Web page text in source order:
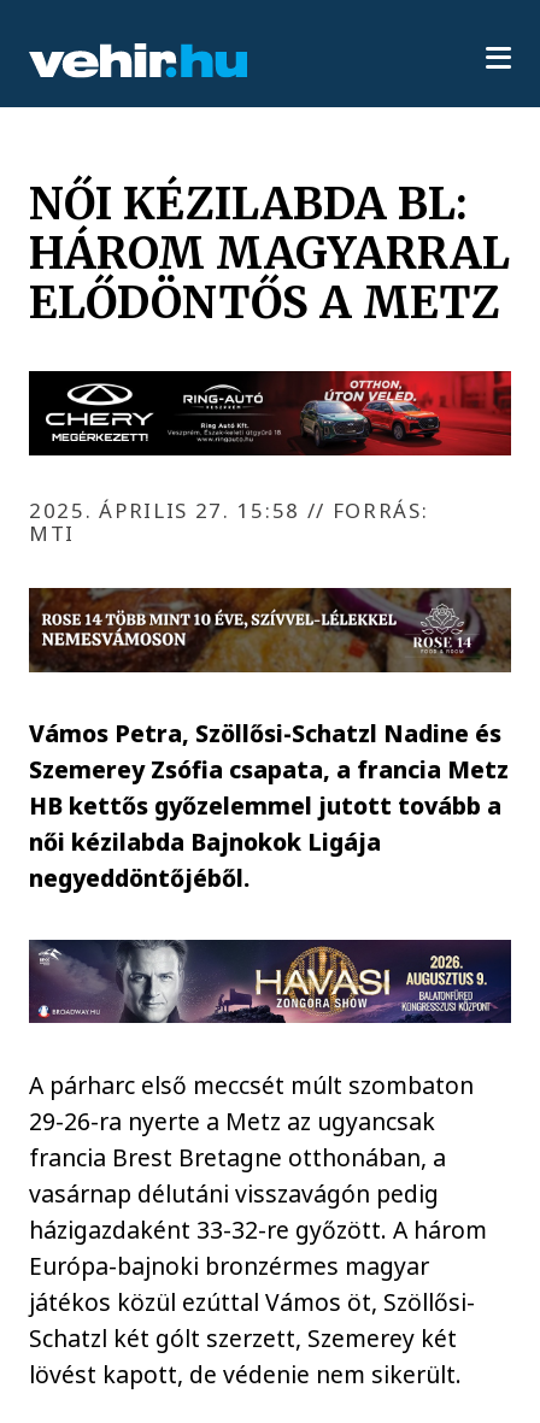
NŐI KÉZILABDA BL:
HÁROM MAGYARRAL
ELŐDÖNTŐS A METZ
2025. ÁPRILIS 27. 15:58 // FORRÁS:
MTI
Vámos Petra, Szöllősi-Schatzl Nadine és
Szemerey Zsófia csapata, a francia Metz
HB kettős győzelemmel jutott tovább a
női kézilabda Bajnokok Ligája
negyeddöntőjéből.
A párharc első meccsét múlt szombaton
29-26-ra nyerte a Metz az ugyancsak
francia Brest Bretagne otthonában, a
vasárnap délutáni visszavágón pedig
házigazdaként 33-32-re győzött. A három
Európa-bajnoki bronzérmes magyar
játékos közül ezúttal Vámos öt, Szöllősi-
Schatzl két gólt szerzett, Szemerey két
lövést kapott, de védenie nem sikerült.